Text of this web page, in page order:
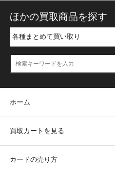
ほかの買取商品を探す
ホーム
買取カートを見る
カードの売り方